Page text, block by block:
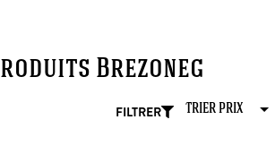
Brezoneg
FILTRER